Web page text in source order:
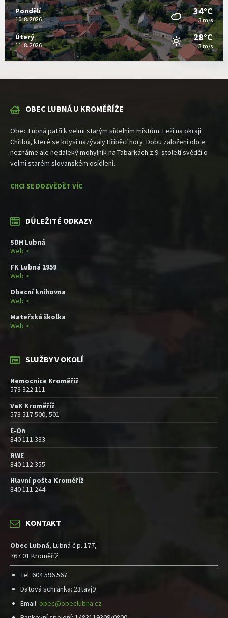
Pondělí
10. 8. 2026
34°C
3 m/s
Úterý
11. 8. 2026
28°C
3 m/s
OBEC LUBNÁ U KROMĚŘÍŽE
Obec Lubná patří k velmi starým sídelním místům. Leží na okraji
Chřibů, které se kdysi nazývaly Hříběcí hory. Dobu založení obce
neznáme ale nedaleký mohylník na Tabarkách z 9. století svědčí o
velmi starém slovanském osídlení.
CHCI SE DOZVĚDĚT VÍC
DŮLEŽITÉ ODKAZY
SDH Lubná
Web >
FK Lubná 1959
Web >
Obecní knihovna
Web >
Mateřská školka
Web >
SLUŽBY V OKOLÍ
Nemocnice Kroměříž
573 322 111
VaK Kroměříž
573 517 500, 501
E-On
840 111 333
RWE
840 112 355
Hlavní pošta Kroměříž
840 111 244
KONTAKT
Obec Lubná, Lubná č.p. 177,
767 01 Kroměříž
Tel: 604 596 567
Datová schránka: 23tavj9
Email: obec@obeclubna.cz